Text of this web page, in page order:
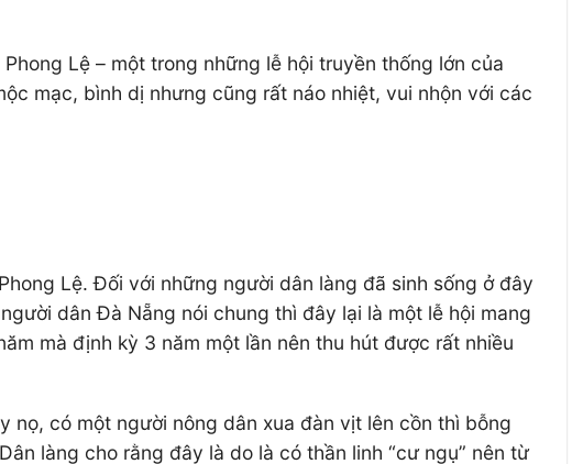
Lệ – một trong những lễ hội truyền thống lớn của
mạc, bình dị nhưng cũng rất náo nhiệt, vui nhộn với các
Lệ. Đối với những người dân làng đã sinh sống ở đây
dân Đà Nẵng nói chung thì đây lại là một lễ hội mang
mà định kỳ 3 năm một lần nên thu hút được rất nhiều
có một người nông dân xua đàn vịt lên cồn thì bỗng
làng cho rằng đây là do là có thần linh “cư ngụ” nên từ